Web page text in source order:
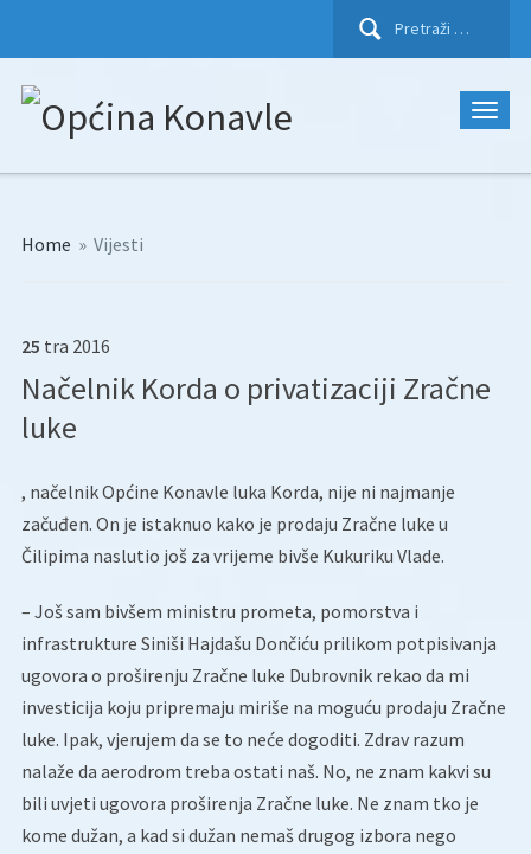
Pretraži:
Home » Vijesti
25 tra 2016
Načelnik Korda o privatizaciji Zračne
luke
, načelnik Općine Konavle luka Korda, nije ni najmanje
začuđen. On je istaknuo kako je prodaju Zračne luke u
Čilipima naslutio još za vrijeme bivše Kukuriku Vlade.
– Još sam bivšem ministru prometa, pomorstva i
infrastrukture Siniši Hajdašu Dončiću prilikom potpisivanja
ugovora o proširenju Zračne luke Dubrovnik rekao da mi
investicija koju pripremaju miriše na moguću prodaju Zračne
luke. Ipak, vjerujem da se to neće dogoditi. Zdrav razum
nalaže da aerodrom treba ostati naš. No, ne znam kakvi su
bili uvjeti ugovora proširenja Zračne luke. Ne znam tko je
kome dužan, a kad si dužan nemaš drugog izbora nego